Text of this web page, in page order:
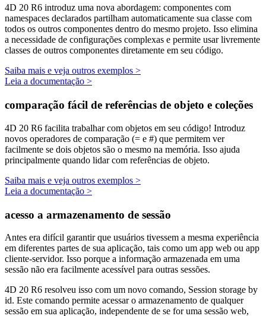
4D 20 R6 introduz uma nova abordagem: componentes com
namespaces declarados partilham automaticamente sua classe com
todos os outros componentes dentro do mesmo projeto. Isso elimina
a necessidade de configurações complexas e permite usar livremente
classes de outros componentes diretamente em seu código.
Saiba mais e veja outros exemplos >
Leia a documentação >
comparação fácil de referências de objeto e coleções
4D 20 R6 facilita trabalhar com objetos em seu código! Introduz
novos operadores de comparação (= e #) que permitem ver
facilmente se dois objetos são o mesmo na memória. Isso ajuda
principalmente quando lidar com referências de objeto.
Saiba mais e veja outros exemplos >
Leia a documentação >
acesso a armazenamento de sessão
Antes era difícil garantir que usuários tivessem a mesma experiência
em diferentes partes de sua aplicação, tais como um app web ou app
cliente-servidor. Isso porque a informação armazenada em uma
sessão não era facilmente acessível para outras sessões.
4D 20 R6 resolveu isso com um novo comando, Session storage by
id. Este comando permite acessar o armazenamento de qualquer
sessão em sua aplicação, independente de se for uma sessão web,